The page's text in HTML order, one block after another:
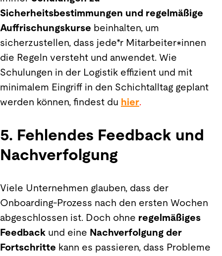
Sicherheitsbestimmungen und regelmäßige
Auffrischungskurse beinhalten, um
sicherzustellen, dass jede*r Mitarbeiter*innen
die Regeln versteht und anwendet. Wie
Schulungen in der Logistik effizient und mit
minimalem Eingriff in den Schichtalltag geplant
werden können, findest du hier.
5. Fehlendes Feedback und
Nachverfolgung
Viele Unternehmen glauben, dass der
Onboarding-Prozess nach den ersten Wochen
abgeschlossen ist. Doch ohne regelmäßiges
Feedback und eine Nachverfolgung der
Fortschritte kann es passieren, dass Probleme